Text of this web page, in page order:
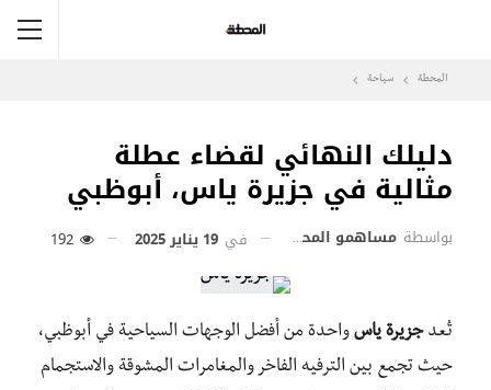
المحطة سياحة
دليلك النهائي لقضاء عطلة
مثالية في جزيرة ياس، أبوظبي
بواسطة مساهمو المحطة في 19 يناير 2025
تُعدجزيرة ياس واحدة من أفضل الوجهات السياحية في أبوظبي،
حيث تجمع بين الترفيه الفاخر والمغامرات المشوقة والاستجمام